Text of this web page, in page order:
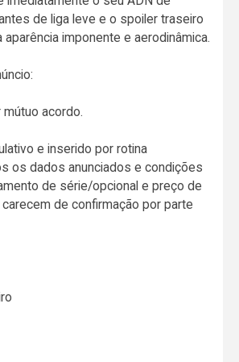
de liga leve e o spoiler traseiro
imponente e aerodinâmica.
acordo.
e inserido por rotina
os dados anunciados e condições
de série/opcional e preço de
de confirmação por parte